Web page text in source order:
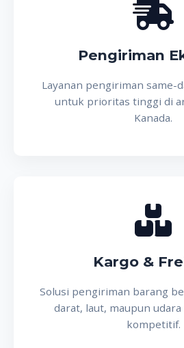
Pengiriman
Layanan pengiriman same-
untuk prioritas tinggi di
Kanada.
Kargo &
Solusi pengiriman barang
darat, laut, maupun
kompetitif.